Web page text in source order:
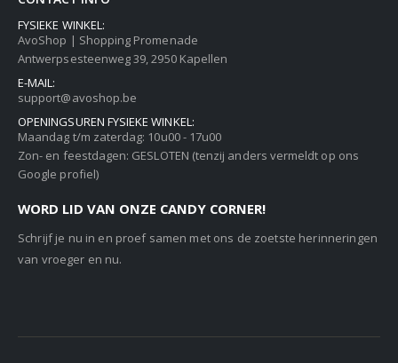
FYSIEKE WINKEL:
AvoShop | Shopping Promenade
Antwerpsesteenweg 39, 2950 Kapellen
E-MAIL:
support@avoshop.be
OPENINGSUREN FYSIEKE WINKEL:
Maandag t/m zaterdag: 10u00 - 17u00
Zon- en feestdagen: GESLOTEN (tenzij anders vermeldt op ons
Google profiel)
WORD LID VAN ONZE CANDY CORNER!
Schrijf je nu in en proef samen met ons de zoetste herinneringen
van vroeger en nu.